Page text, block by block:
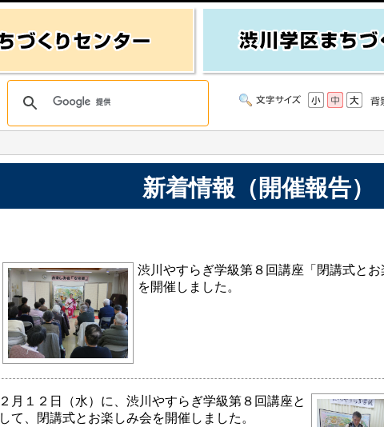
新着情報（開催報告）
渋川やすらぎ学級第８回講座「閉講式とお
を開催しました。
２月１２日（水）に、渋川やすらぎ学級第８回講座と
して、閉講式とお楽しみ会を開催しました。